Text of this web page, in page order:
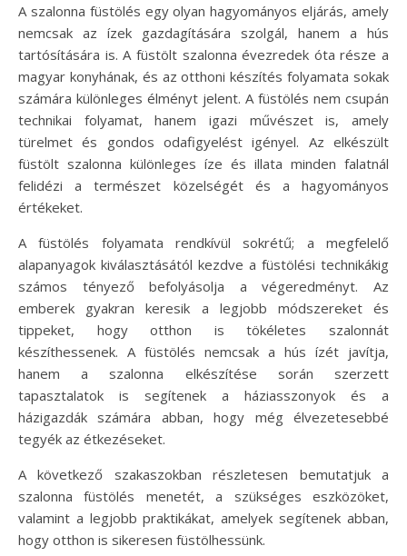
A szalonna füstölés egy olyan hagyományos eljárás, amely
nemcsak az ízek gazdagítására szolgál, hanem a hús
tartósítására is. A füstölt szalonna évezredek óta része a
magyar konyhának, és az otthoni készítés folyamata sokak
számára különleges élményt jelent. A füstölés nem csupán
technikai folyamat, hanem igazi művészet is, amely
türelmet és gondos odafigyelést igényel. Az elkészült
füstölt szalonna különleges íze és illata minden falatnál
felidézi a természet közelségét és a hagyományos
értékeket.
A füstölés folyamata rendkívül sokrétű; a megfelelő
alapanyagok kiválasztásától kezdve a füstölési technikákig
számos tényező befolyásolja a végeredményt. Az
emberek gyakran keresik a legjobb módszereket és
tippeket, hogy otthon is tökéletes szalonnát
készíthessenek. A füstölés nemcsak a hús ízét javítja,
hanem a szalonna elkészítése során szerzett
tapasztalatok is segítenek a háziasszonyok és a
házigazdák számára abban, hogy még élvezetesebbé
tegyék az étkezéseket.
A következő szakaszokban részletesen bemutatjuk a
szalonna füstölés menetét, a szükséges eszközöket,
valamint a legjobb praktikákat, amelyek segítenek abban,
hogy otthon is sikeresen füstölhessünk.